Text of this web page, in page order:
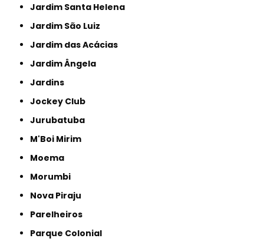
Jardim Santa Helena
Jardim São Luiz
Jardim das Acácias
Jardim Ângela
Jardins
Jockey Club
Jurubatuba
M'Boi Mirim
Moema
Morumbi
Nova Piraju
Parelheiros
Parque Colonial